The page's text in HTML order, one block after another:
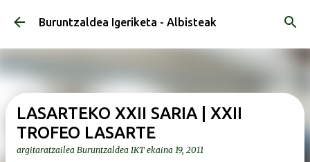
Saltatu eta joan eduki nagusira
Buruntzaldea Igeriketa - Albisteak
LASARTEKO XXII SARIA | XXII
TROFEO LASARTE
argitaratzailea Buruntzaldea IKT ekaina 19, 2011